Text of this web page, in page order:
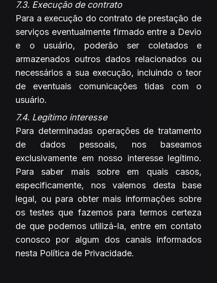
7.3. Execução de contrato
Para a execução do contrato de prestação de
serviços eventualmente firmado entre a Devio
e o usuário, poderão ser coletados e
armazenados outros dados relacionados ou
necessários a sua execução, incluindo o teor
de eventuais comunicações tidas com o
usuário.
7.4. Legítimo interesse
Para determinadas operações de tratamento
de dados pessoais, nos baseamos
exclusivamente em nosso interesse legítimo.
Para saber mais sobre em quais casos,
especificamente, nos valemos desta base
legal, ou para obter mais informações sobre
os testes que fazemos para termos certeza
de que podemos utilizá-la, entre em contato
conosco por algum dos canais informados
nesta Política de Privacidade.